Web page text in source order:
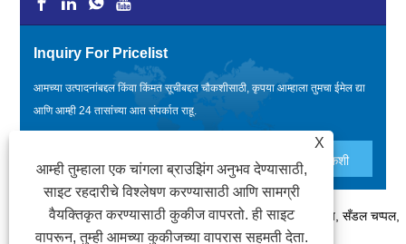
Inquiry For Pricelist
आमच्या उत्पादनांबद्दल किंवा किंमत सूचीबद्दल चौकशीसाठी, कृपया आम्हाला तुमचा ईमेल द्या
आणि आम्ही 24 तासांच्या आत संपर्कात राहू.
कॉपीराइट © 2022 झियामेन एव्हरपल ट्रेड कंपनी, लिमिटेड - फ्लिप फ्लॉप, सँडल चप्पल,
X
आम्ही तुम्हाला एक चांगला ब्राउझिंग अनुभव देण्यासाठी,
साइट रहदारीचे विश्लेषण करण्यासाठी आणि सामग्री
वैयक्तिकृत करण्यासाठी कुकीज वापरतो. ही साइट
वापरून, तुम्ही आमच्या कुकीजच्या वापरास सहमती देता.